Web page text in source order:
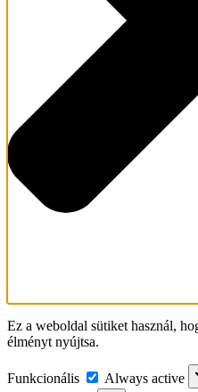
Ez a weboldal sütiket használ,
élményt nyújtsa.
Funkcionális Funkcionális
Always active